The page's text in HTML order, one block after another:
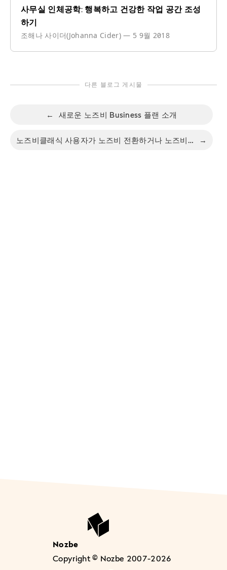
사무실 인체공학: 행복하고 건강한 작업 공간 조성
하기
조해나 사이더(Johanna Cider)— 5 9월 2018
다른 블로그 게시물
← 새로운 노즈비 Business 플랜 소개
노즈비클래식 사용자가 노즈비 전환하거나 노즈비팀스를 시험 사용하는 방법 →
Nozbe
Copyright © Nozbe 2007-2026